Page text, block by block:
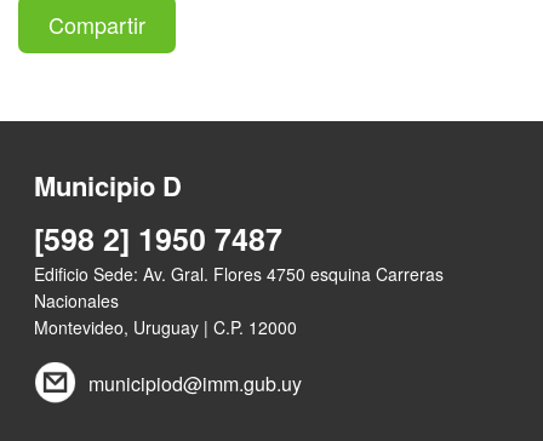
Compartir
Municipio D
[598 2] 1950 7487
Edificio Sede: Av. Gral. Flores 4750 esquina Carreras
Nacionales
Montevideo, Uruguay | C.P. 12000
municipiod@imm.gub.uy